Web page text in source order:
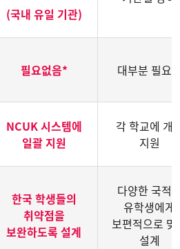
(국내 유일 기관)
필요없음* 대부분 필요
NCUK 시스템에
일괄 지원
각 학교에 개
지원
한국 학생들의
취약점을
보완하도록 설계
다양한 국적
유학생에게
보편적으로 맞
설계